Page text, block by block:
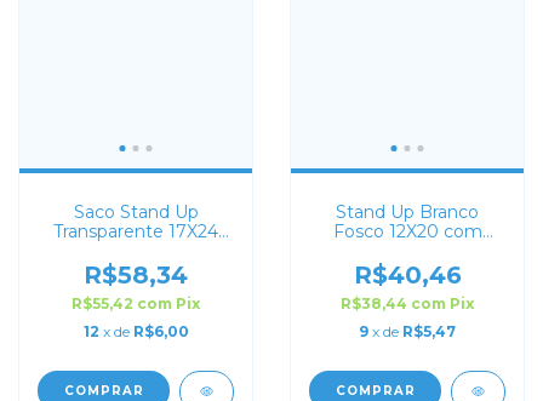
Saco Stand Up
Transparente 17X24
R$58,34
R$55,42 com Pix
12 x de R$6,00
COMPRAR
Stand Up Branco
Fosco 12X20 com
R$40,46
R$38,44 com Pix
9 x de R$5,47
COMPRAR